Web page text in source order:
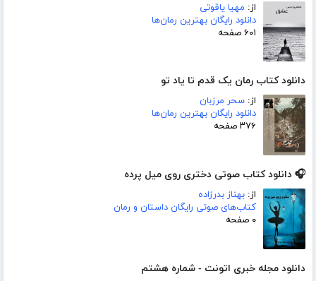
از: مهیا یاقوتی
دانلود رایگان بهترین رمان‌ها
۶۰۱ صفحه
دانلود کتاب رمان یک قدم تا یاد تو
از: سحر مرزبان
دانلود رایگان بهترین رمان‌ها
۳۷۶ صفحه
🎧 دانلود کتاب صوتی دختری روی میل پرده
از: بهناز بدرزاده
کتاب‌های صوتی رایگان داستان و رمان
۰ صفحه
دانلود مجله خبری اتونت - شماره هشتم